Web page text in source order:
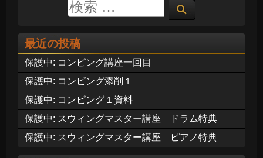
最近の投稿
保護中: コンピング講座一回目
保護中: コンピング添削１
保護中: コンピング１資料
保護中: スウィングマスター講座 ドラム特典
保護中: スウィングマスター講座 ピアノ特典